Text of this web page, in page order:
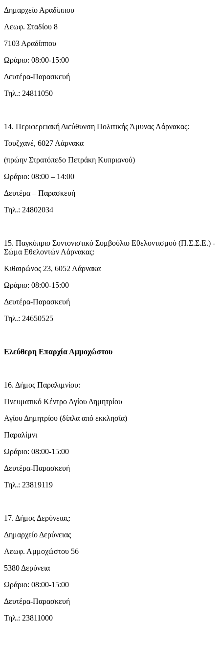
Δημαρχείο Αραδίππου
Λεωφ. Σταδίου 8
7103 Αραδίππου
Ωράριο: 08:00-15:00
Δευτέρα-Παρασκευή
Τηλ.: 24811050
14. Περιφερειακή Διεύθυνση Πολιτικής Άμυνας Λάρνακας:
Τουζχανέ, 6027 Λάρνακα
(πρώην Στρατόπεδο Πετράκη Κυπριανού)
Ωράριο: 08:00 – 14:00
Δευτέρα – Παρασκευή
Τηλ.: 24802034
15. Παγκύπριο Συντονιστικό Συμβούλιο Εθελοντισμού (Π.Σ.Σ.Ε.) -
Σώμα Εθελοντών Λάρνακας:
Κιθαιρώνος 23, 6052 Λάρνακα
Ωράριο: 08:00-15:00
Δευτέρα-Παρασκευή
Τηλ.: 24650525
Ελεύθερη Επαρχία Αμμοχώστου
16. Δήμος Παραλιμνίου:
Πνευματικό Κέντρο Αγίου Δημητρίου
Αγίου Δημητρίου (δίπλα από εκκλησία)
Παραλίμνι
Ωράριο: 08:00-15:00
Δευτέρα-Παρασκευή
Τηλ.: 23819119
17. Δήμος Δερύνειας:
Δημαρχείο Δερύνειας
Λεωφ. Αμμοχώστου 56
5380 Δερύνεια
Ωράριο: 08:00-15:00
Δευτέρα-Παρασκευή
Τηλ.: 23811000